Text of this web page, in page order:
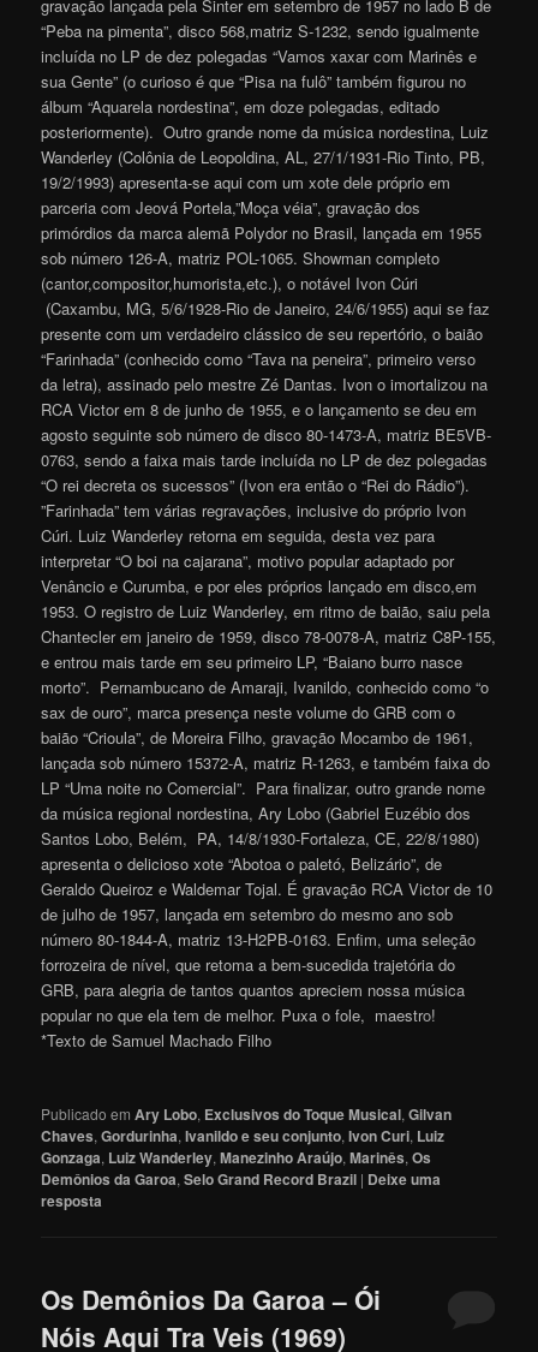
gravação lançada pela Sinter em setembro de 1957 no lado B de
“Peba na pimenta”, disco 568,matriz S-1232, sendo igualmente
incluída no LP de dez polegadas “Vamos xaxar com Marinês e
sua Gente” (o curioso é que “Pisa na fulô” também figurou no
álbum “Aquarela nordestina”, em doze polegadas, editado
posteriormente). Outro grande nome da música nordestina, Luiz
Wanderley (Colônia de Leopoldina, AL, 27/1/1931-Rio Tinto, PB,
19/2/1993) apresenta-se aqui com um xote dele próprio em
parceria com Jeová Portela,”Moça véia”, gravação dos
primórdios da marca alemã Polydor no Brasil, lançada em 1955
sob número 126-A, matriz POL-1065. Showman completo
(cantor,compositor,humorista,etc.), o notável Ivon Cúri
(Caxambu, MG, 5/6/1928-Rio de Janeiro, 24/6/1955) aqui se faz
presente com um verdadeiro clássico de seu repertório, o baião
“Farinhada” (conhecido como “Tava na peneira”, primeiro verso
da letra), assinado pelo mestre Zé Dantas. Ivon o imortalizou na
RCA Victor em 8 de junho de 1955, e o lançamento se deu em
agosto seguinte sob número de disco 80-1473-A, matriz BE5VB-
0763, sendo a faixa mais tarde incluída no LP de dez polegadas
“O rei decreta os sucessos” (Ivon era então o “Rei do Rádio”).
”Farinhada” tem várias regravações, inclusive do próprio Ivon
Cúri. Luiz Wanderley retorna em seguida, desta vez para
interpretar “O boi na cajarana”, motivo popular adaptado por
Venâncio e Curumba, e por eles próprios lançado em disco,em
1953. O registro de Luiz Wanderley, em ritmo de baião, saiu pela
Chantecler em janeiro de 1959, disco 78-0078-A, matriz C8P-155,
e entrou mais tarde em seu primeiro LP, “Baiano burro nasce
morto”. Pernambucano de Amaraji, Ivanildo, conhecido como “o
sax de ouro”, marca presença neste volume do GRB com o
baião “Crioula”, de Moreira Filho, gravação Mocambo de 1961,
lançada sob número 15372-A, matriz R-1263, e também faixa do
LP “Uma noite no Comercial”. Para finalizar, outro grande nome
da música regional nordestina, Ary Lobo (Gabriel Euzébio dos
Santos Lobo, Belém, PA, 14/8/1930-Fortaleza, CE, 22/8/1980)
apresenta o delicioso xote “Abotoa o paletó, Belizário”, de
Geraldo Queiroz e Waldemar Tojal. É gravação RCA Victor de 10
de julho de 1957, lançada em setembro do mesmo ano sob
número 80-1844-A, matriz 13-H2PB-0163. Enfim, uma seleção
forrozeira de nível, que retoma a bem-sucedida trajetória do
GRB, para alegria de tantos quantos apreciem nossa música
popular no que ela tem de melhor. Puxa o fole, maestro!
*Texto de Samuel Machado Filho
Publicado em Ary Lobo, Exclusivos do Toque Musical,Gilvan
Chaves,Gordurinha,Ivanildo e seu conjunto,Ivon Curi, Luiz
Gonzaga, Luiz Wanderley,Manezinho Araújo,Marinês,Os
Demônios da Garoa,Selo Grand Record Brazil | Deixe uma
resposta
Os Demônios Da Garoa – Ói
Nóis Aqui Tra Veis (1969)